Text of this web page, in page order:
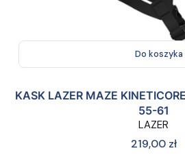
Do koszyka
KASK LAZER MAZE
55-61
LAZER
Cena
219,00 zł